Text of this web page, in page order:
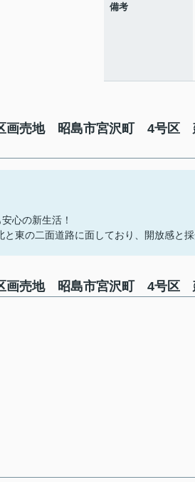
備考
画売地 昭島市宮沢町 4号区
心の新生活！
東の二面道路に面しており、開放感と
画売地 昭島市宮沢町 4号区